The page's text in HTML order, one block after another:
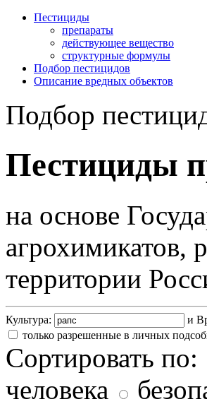
Пестициды
препараты
действующее вещество
структурные формулы
Подбор пестицидов
Описание вредных объектов
Подбор
Пестициды
на основе
агрохимикатов,
территории
Культура:
и
только разрешенные в личных
Сортировать по:
человека